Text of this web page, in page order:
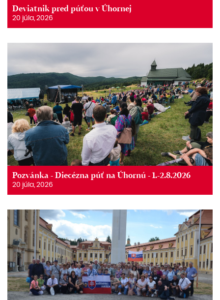
Deviatnik pred púťou v Úhornej
20 júla, 2026
Pozvánka - Diecézna púť na Úhornú - 1.-2.8.2026
20 júla, 2026